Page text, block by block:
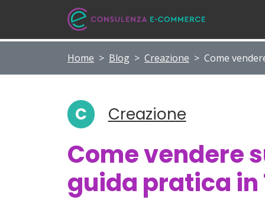
Home > Blog > Creazione > Come
C Creazione
Come vendere
guida pratica in